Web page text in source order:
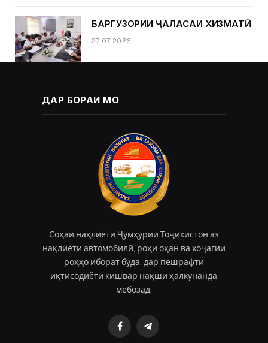
БАРГУЗОРИИ ҶАЛАСАИ ХИЗМАТӢ
27.07.2026
ДАР БОРАИ МО
Соҳаи нақлиёти Ҷумҳурии Тоҷикистон аз
нақлиёти автомобилӣ, роҳи оҳан ва хоҷагии
роҳҳо иборат буда, дар пешрафти
иқтисодиёти кишвар нақши ҳалкунанда
мебозад.
FacebookTelegram